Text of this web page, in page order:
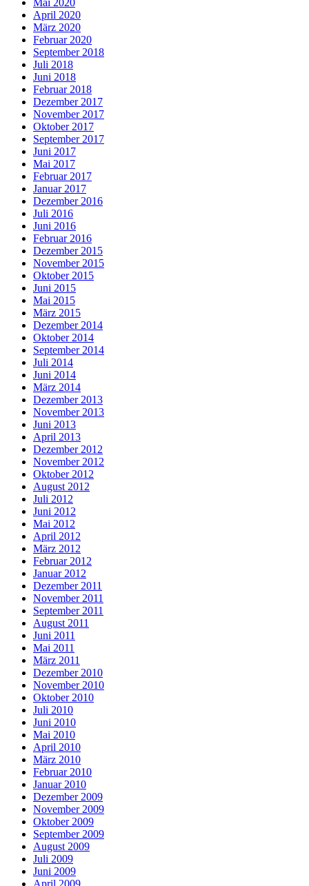
Mai 2020
April 2020
März 2020
Februar 2020
September 2018
Juli 2018
Juni 2018
Februar 2018
Dezember 2017
November 2017
Oktober 2017
September 2017
Juni 2017
Mai 2017
Februar 2017
Januar 2017
Dezember 2016
Juli 2016
Juni 2016
Februar 2016
Dezember 2015
November 2015
Oktober 2015
Juni 2015
Mai 2015
März 2015
Dezember 2014
Oktober 2014
September 2014
Juli 2014
Juni 2014
März 2014
Dezember 2013
November 2013
Juni 2013
April 2013
Dezember 2012
November 2012
Oktober 2012
August 2012
Juli 2012
Juni 2012
Mai 2012
April 2012
März 2012
Februar 2012
Januar 2012
Dezember 2011
November 2011
September 2011
August 2011
Juni 2011
Mai 2011
März 2011
Dezember 2010
November 2010
Oktober 2010
Juli 2010
Juni 2010
Mai 2010
April 2010
März 2010
Februar 2010
Januar 2010
Dezember 2009
November 2009
Oktober 2009
September 2009
August 2009
Juli 2009
Juni 2009